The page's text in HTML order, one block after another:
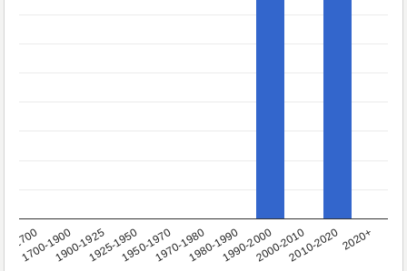
<1700
1700-19001900-19251925-19501950-19701970-19801980-19901990-20002000-20102010-20202020+